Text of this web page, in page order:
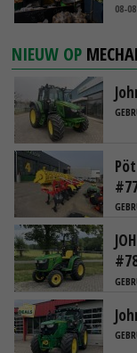
08-
NIEUW OP